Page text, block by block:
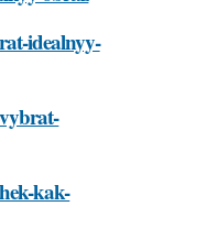
idealnyy-
kak-